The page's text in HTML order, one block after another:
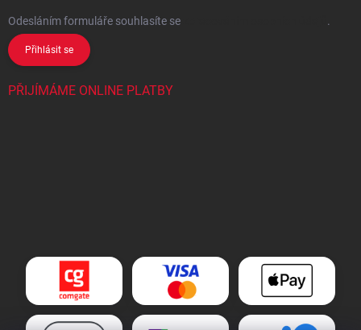
Odesláním formuláře souhlasíte se .
Přihlásit se
PŘIJÍMÁME ONLINE PLATBY